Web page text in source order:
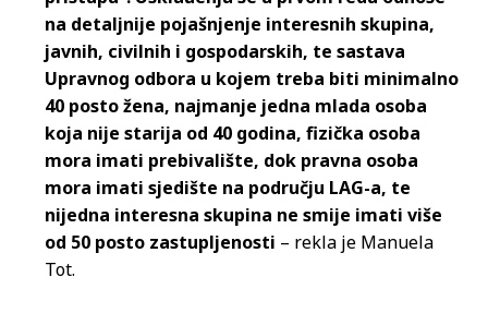
na detaljnije pojašnjenje interesnih skupina,
javnih, civilnih i gospodarskih, te sastava
Upravnog odbora u kojem treba biti minimalno
40 posto žena, najmanje jedna mlada osoba
koja nije starija od 40 godina, fizička osoba
mora imati prebivalište, dok pravna osoba
mora imati sjedište na području LAG-a, te
nijedna interesna skupina ne smije imati više
od 50 posto zastupljenosti – rekla je Manuela
Tot.